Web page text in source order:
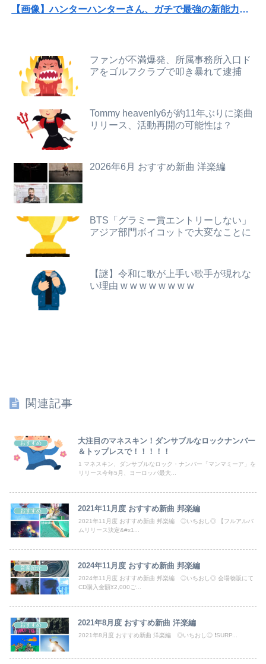
【画像】新人恵体グラドル、即ハメボンバー
移民反対派に聞きたいんやが
【悲報】コメ農家「今年は安くなりすぎ」「こんな値段じゃ米作りをやめる人も多くなるんじゃないかな?」
【画像】今週の咲-Saki-、役満炸裂で大荒れwwww.
【悲報】ロシア、じわじわと逝き始める
【悲報】女だけど性行為できない結果ｗｗｗｗｗｗｗｗｗｗwwww
【画像】ハンターハンターさん、ガチで最強の新能力を登場させてしまうｗｗｗｗｗｗｗ
【画像】坂口杏里、逃走してウ●カスまで晒されるｗｗｗｗｗ
【画像】巨人のエースが美女とシーシャバー(合法)で不倫wwwwww
結婚半年で夫婦喧嘩をしたら夫に「元カノのことを1番愛している。彼女に比べたら10%ほどしか君を愛していない。親を喜ばせたいから結婚した」と言われ...
【動画】甲子園の女性審判、大誤審で炎上
彼は私が何かしても、一度も「ありがとう」と言わない
【画像】芋臭い田舎”JK”が垢抜けた結果、一同驚愕ｗｗｗｗｗｗｗｗｗｗｗｗ
【画像】佐倉綾音(32)さん、自分のシコポイントに気がついて見せびらかすｗ
中国、三峡ダムが全開放流。長江流域で深刻な洪水被害
ファンが不満爆発、所属事務所入口ド
アをゴルフクラブで叩き暴れて逮捕
Tommy heavenly6が約11年ぶりに楽曲
リリース、活動再開の可能性は？
2026年6月 おすすめ新曲 洋楽編
BTS「グラミー賞エントリーしない」
アジア部門ボイコットで大変なことに
【謎】令和に歌が上手い歌手が現れな
い理由 w w w w w w w w
関連記事
おすすめ
大注目のマネスキン！ダンサブルなロックナンバー
＆トップレスで！！！！！
1 マネスキン、ダンサブルなロック・ナンバー「マンマミーア」を
リリース今年5月、ヨーロッパ最大...
おすすめ 2021年11月度 おすすめ新曲 邦楽編
2021年11月度 おすすめ新曲 邦楽編 ◎いちおし◎ 【フルアルバ
ムリリース決定&#x1...
音楽紹介 2024年11月度 おすすめ新曲 邦楽編
2024年11月度 おすすめ新曲 邦楽編 ◎いちおし◎ 会場物販にて
CD購入金額¥2,000ご...
おすすめ 2021年8月度 おすすめ新曲 洋楽編
2021年8月度 おすすめ新曲 洋楽編 ◎いちおし◎ ❗️SURP...